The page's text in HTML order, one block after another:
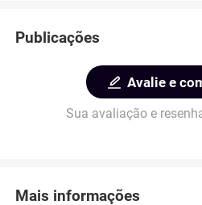
Publicações
Avalie e
Sua avaliação e
Mais informações